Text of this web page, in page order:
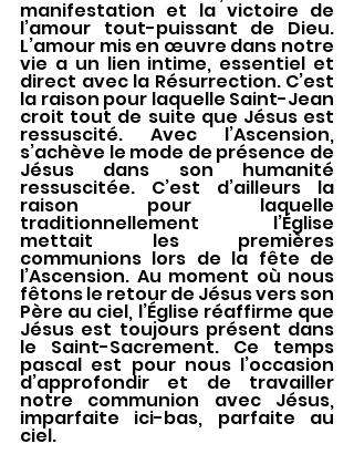
manifestation et la victoire de
l’amour tout-puissant de Dieu.
L’amour mis en œuvre dans notre
vie a un lien intime, essentiel et
direct avec la Résurrection. C’est
la raison pour laquelle Saint-Jean
croit tout de suite que Jésus est
ressuscité. Avec l’Ascension,
s’achève le mode de présence de
Jésus dans son humanité
ressuscitée. C’est d’ailleurs la
raison pour laquelle
traditionnellement l’Église
mettait les premières
communions lors de la fête de
l’Ascension. Au moment où nous
fêtons le retour de Jésus vers son
Père au ciel, l’Église réaffirme que
Jésus est toujours présent dans
le Saint-Sacrement. Ce temps
pascal est pour nous l’occasion
d’approfondir et de travailler
notre communion avec Jésus,
imparfaite ici-bas, parfaite au
ciel.